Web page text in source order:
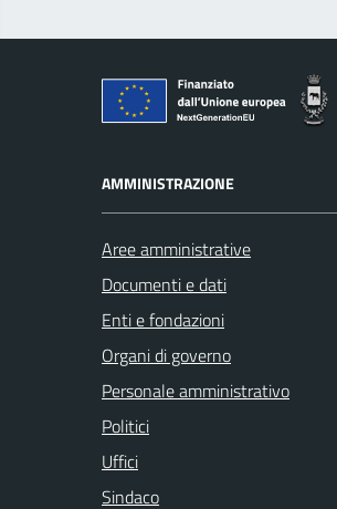
AMMINISTRAZIONE
Aree amministrative
Documenti e dati
Enti e fondazioni
Organi di governo
Personale amministrativo
Politici
Uffici
Sindaco